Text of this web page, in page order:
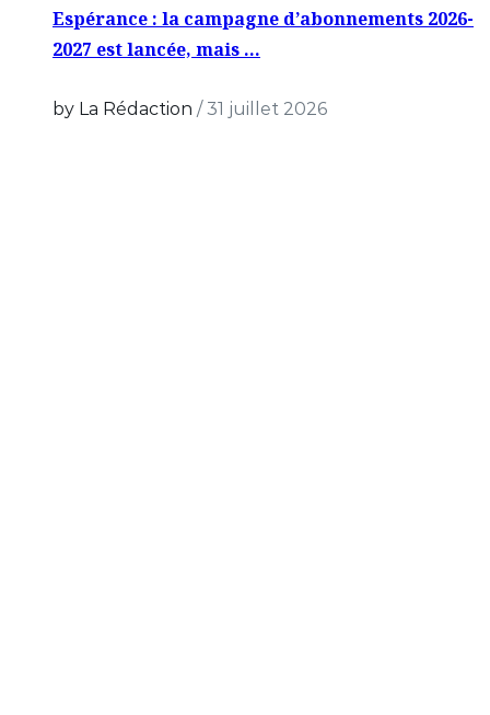
Espérance : la campagne d’abonnements 2026-
2027 est lancée, mais …
by La Rédaction /31 juillet 2026